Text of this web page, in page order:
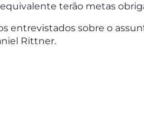
terão metas
entrevistados sobre o
Rittner.